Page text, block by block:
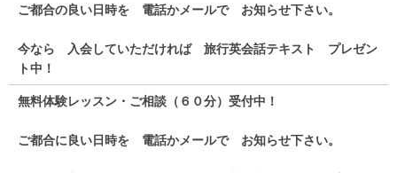
ご都合の良い日時を 電話かメールで お知らせ下さい。
今なら 入会していただければ 旅行英会話テキスト プレゼン
ト中！
無料体験レッスン・ご相談（６０分）受付中！
ご都合に良い日時を 電話かメールで お知らせ下さい。